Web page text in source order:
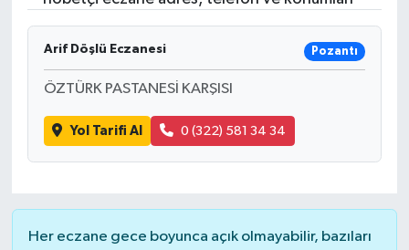
Arif Döşlü Eczanesi Pozantı
ÖZTÜRK PASTANESİ KARŞISI
Yol Tarifi Al 0 (322) 581 34 34
Her eczane gece boyunca açık olmayabilir, bazıları
Hava Durumu
İlan